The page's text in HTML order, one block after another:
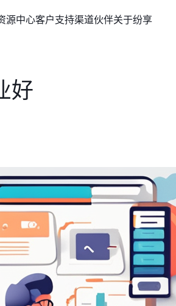
源中心客户支持渠道伙伴关于纷享
好